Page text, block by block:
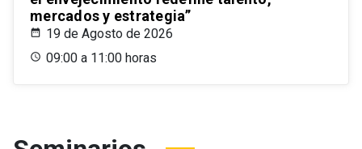
mercados y estrategia”
19 de Agosto de 2026
09:00 a 11:00 horas